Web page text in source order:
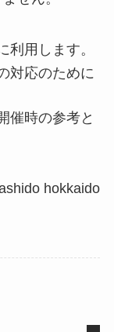
利用します。
対応のために
催時の参考と
hokkaido